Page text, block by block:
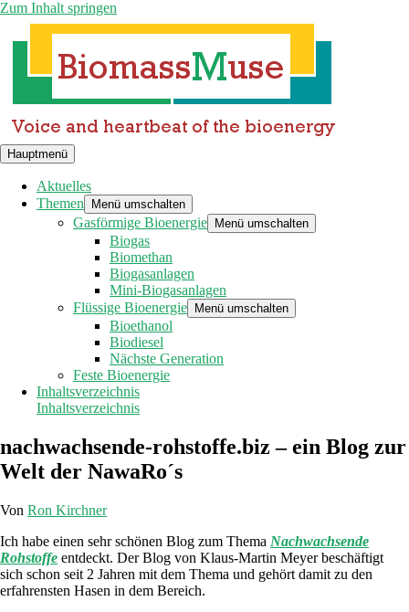
Zum Inhalt springen
Hauptmenü
Aktuelles
Themen
Menü umschalten
Gasförmige Bioenergie Menü umschalten
Biogas
Biomethan
Biogasanlagen
Mini-Biogasanlagen
Flüssige Bioenergie
Menü umschalten
Bioethanol
Biodiesel
Nächste Generation
Feste Bioenergie
Inhaltsverzeichnis
Inhaltsverzeichnis
nachwachsende-rohstoffe.biz – ein Blog zur
Welt der NawaRo´s
Von Ron Kirchner
Ich habe einen sehr schönen Blog zum Thema Nachwachsende
Rohstoffe entdeckt. Der Blog von Klaus-Martin Meyer beschäftigt
sich schon seit 2 Jahren mit dem Thema und gehört damit zu den
erfahrensten Hasen in dem Bereich.